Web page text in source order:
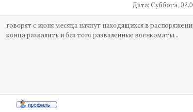
Дата: Суббота,
говорят с июня месяца начнут находящихся в
конца развалить и без того разваленные военкоматы...